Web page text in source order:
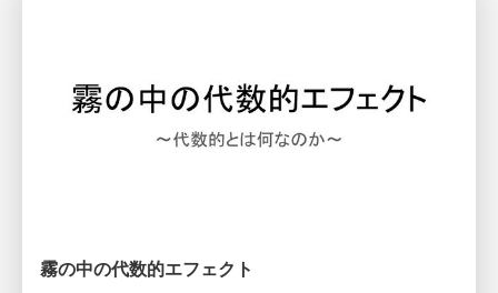
霧の中の代数的エフェクト